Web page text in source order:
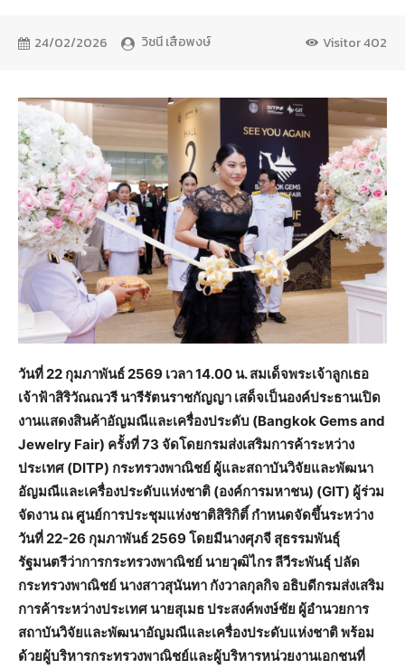
24/02/2026 วิชนี เสือพงษ์ Visitor402
วันที่ 22 กุมภาพันธ์ 2569 เวลา 14.00 น. สมเด็จพระเจ้าลูกเธอ
เจ้าฟ้าสิริวัณณวรี นารีรัตนราชกัญญา เสด็จเป็นองค์ประธานเปิด
งานแสดงสินค้าอัญมณีและเครื่องประดับ (Bangkok Gems and
Jewelry Fair) ครั้งที่ 73 จัดโดยกรมส่งเสริมการค้าระหว่าง
ประเทศ (DITP) กระทรวงพาณิชย์ ผู้และสถาบันวิจัยและพัฒนา
อัญมณีและเครื่องประดับแห่งชาติ (องค์การมหาชน) (GIT) ผู้ร่วม
จัดงาน ณ ศูนย์การประชุมแห่งชาติสิริกิติ์ กำหนดจัดขึ้นระหว่าง
วันที่ 22-26 กุมภาพันธ์ 2569 โดยมีนางศุภจี สุธรรมพันธุ์
รัฐมนตรีว่าการกระทรวงพาณิชย์ นายวุฒิไกร ลีวีระพันธุ์ ปลัด
กระทรวงพาณิชย์ นางสาวสุนันทา กังวาลกุลกิจ อธิบดีกรมส่งเสริม
การค้าระหว่างประเทศ นายสุเมธ ประสงค์พงษ์ชัย ผู้อำนวยการ
สถาบันวิจัยและพัฒนาอัญมณีและเครื่องประดับแห่งชาติ พร้อม
ด้วยผู้บริหารกระทรวงพาณิชย์และผู้บริหารหน่วยงานเอกชนที่